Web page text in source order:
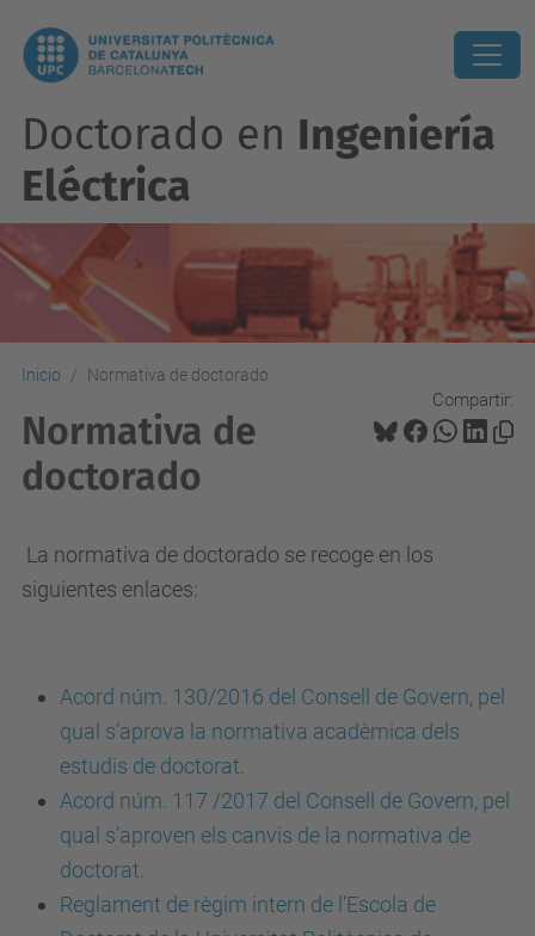
Doctorado en Ingeniería
Eléctrica
Inicio Normativa de doctorado
Compartir:
Normativa de
doctorado
La normativa de doctorado se recoge en los
siguientes enlaces:
Acord núm. 130/2016 del Consell de Govern, pel
qual s’aprova la normativa acadèmica dels
estudis de doctorat.
Acord núm. 117 /2017 del Consell de Govern, pel
qual s’aproven els canvis de la normativa de
doctorat.
Reglament de règim intern de l’Escola de